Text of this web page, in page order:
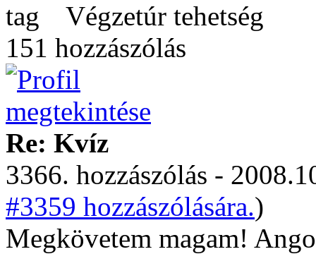
Végzetúr tehetség
151 hozzászólás
Re: Kvíz
3366. hozzászólás -
#3359 hozzászólására.)
Megkövetem magam!